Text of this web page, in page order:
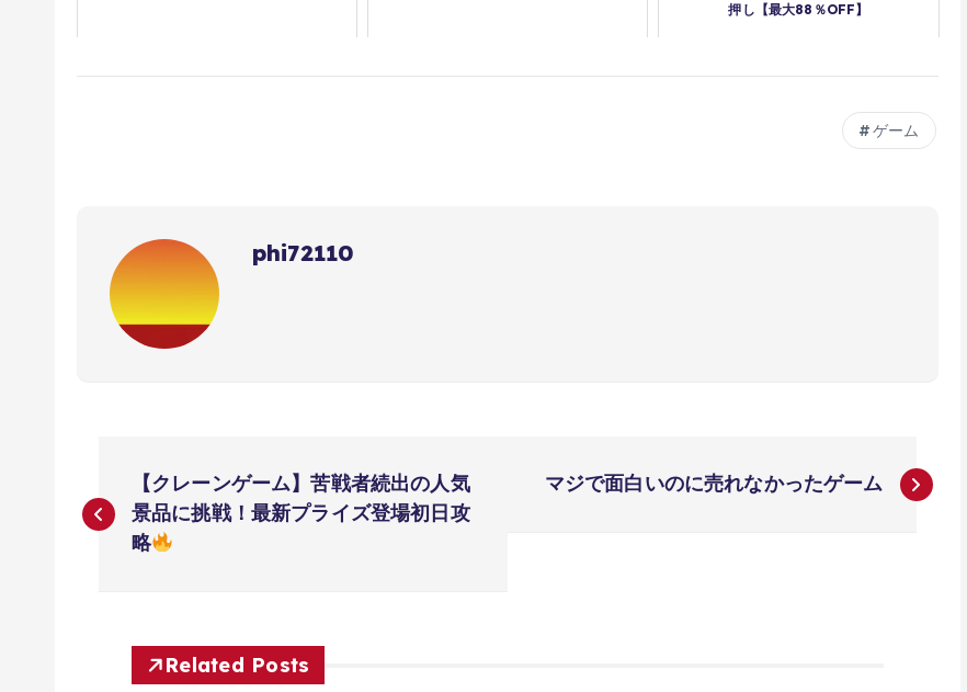
押し【最大88％OFF】
ゲーム
phi72110
稿
【クレーンゲーム】苦戦者続出の人気
景品に挑戦！最新プライズ登場初日攻
略
マジで面白いのに売れなかったゲーム
Related Posts